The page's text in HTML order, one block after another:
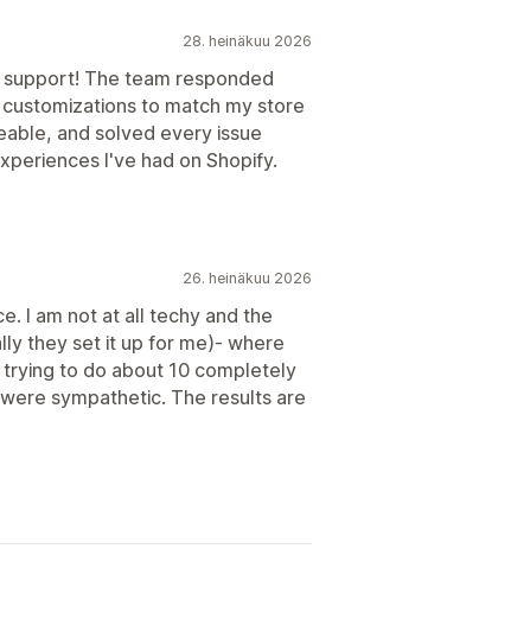
28. heinäkuu 2026
The team responded
to match my store
and solved every issue
I've had on Shopify.
26. heinäkuu 2026
I am not at all techy and the
they set it up for me)- where
to do about 10 completely
sympathetic. The results are